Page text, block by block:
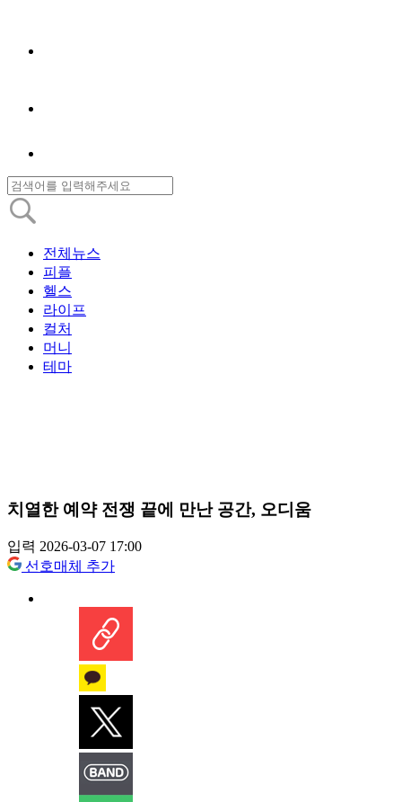
전체뉴스
피플
헬스
라이프
컬처
머니
테마
치열한 예약 전쟁 끝에 만난 공간, 오디움
입력 2026-03-07 17:00
선호매체 추가